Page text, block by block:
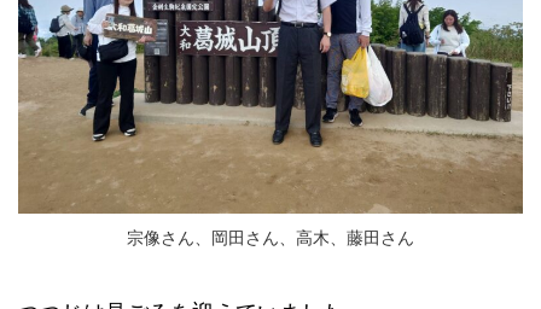
宗像さん、岡田さん、高木、藤田さん